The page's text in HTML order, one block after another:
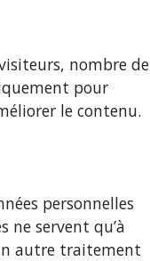
nombre de
pour
le contenu.
personnelles
servent qu’à
autre traitement